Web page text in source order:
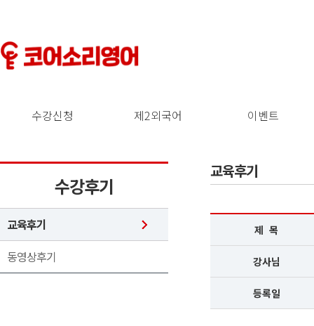
수강신청 제2외국어 이벤트
수강후기
교육후기
동영상후기
교육후기
제 목
강사님
등록일